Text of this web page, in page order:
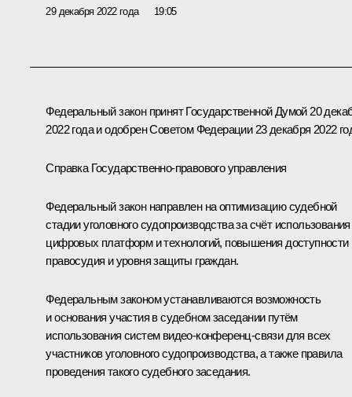
29 декабря 2022 года 19:05
Федеральный закон принят Государственной Думой 20
2022 года и одобрен Советом Федерации 23 декабря 2022
Справка Государственно-правового управления
Федеральный закон направлен на оптимизацию судебной
стадии уголовного судопроизводства за счёт использования
цифровых платформ и технологий, повышения доступности
правосудия и уровня защиты граждан.
Федеральным законом устанавливаются возможность
и основания участия в судебном заседании путём
использования систем видео-конференц-связи для всех
участников уголовного судопроизводства, а также правила
проведения такого судебного заседания.